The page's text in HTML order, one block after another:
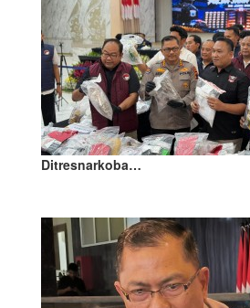
Ditresnarkoba…